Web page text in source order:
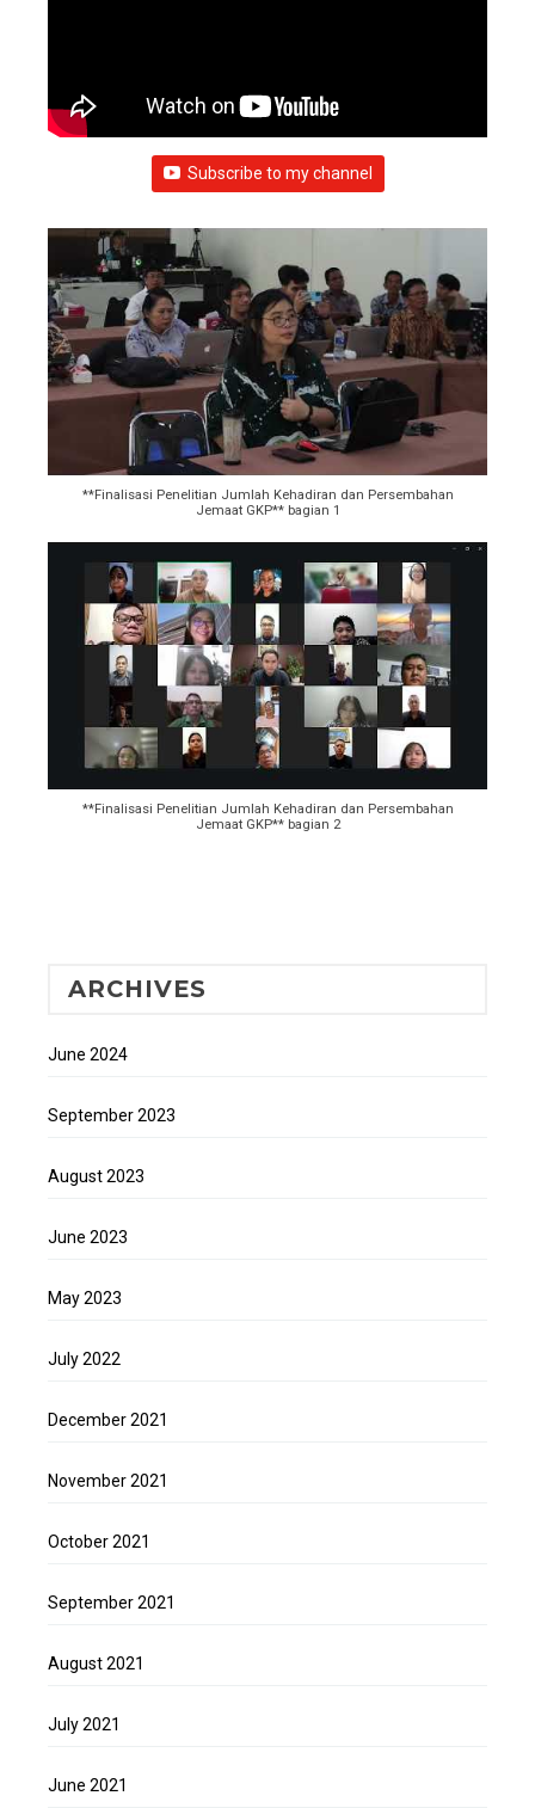
Subscribe to my channel
**Finalisasi Penelitian Jumlah Kehadiran dan Persembahan
Jemaat GKP** bagian 1
**Finalisasi Penelitian Jumlah Kehadiran dan Persembahan
Jemaat GKP** bagian 2
ARCHIVES
June 2024
September 2023
August 2023
June 2023
May 2023
July 2022
December 2021
November 2021
October 2021
September 2021
August 2021
July 2021
June 2021